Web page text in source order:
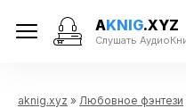
AKNIG.XYZ
Слушать
aknig.xyz » Любовное фэнтези